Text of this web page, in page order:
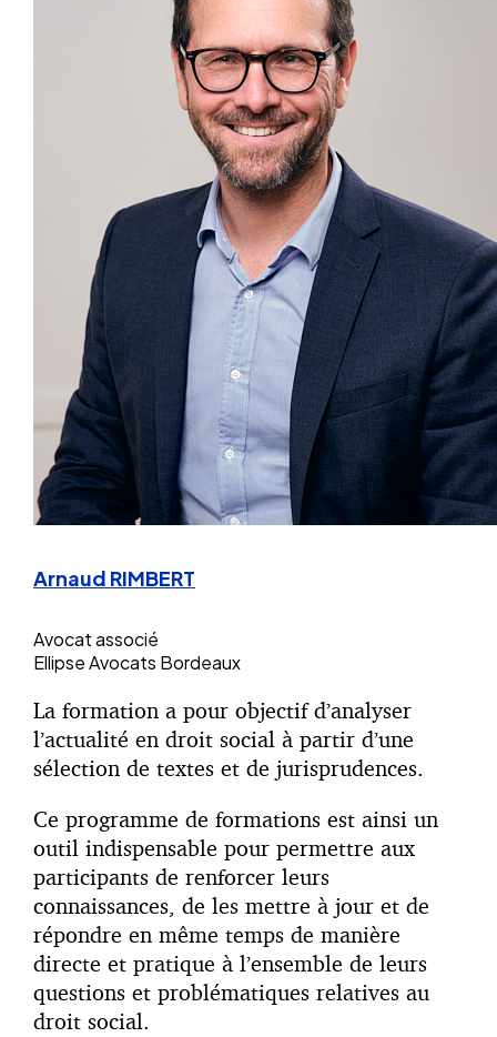
Arnaud RIMBERT
Avocat associé
Ellipse Avocats Bordeaux
La formation a pour objectif d’analyser
l’actualité en droit social à partir d’une
sélection de textes et de jurisprudences.
Ce programme de formations est ainsi un
outil indispensable pour permettre aux
participants de renforcer leurs
connaissances, de les mettre à jour et de
répondre en même temps de manière
directe et pratique à l’ensemble de leurs
questions et problématiques relatives au
droit social.